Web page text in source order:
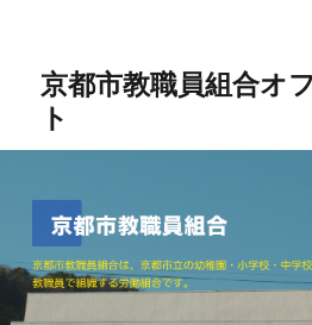
京都市教職員組合オ
ト